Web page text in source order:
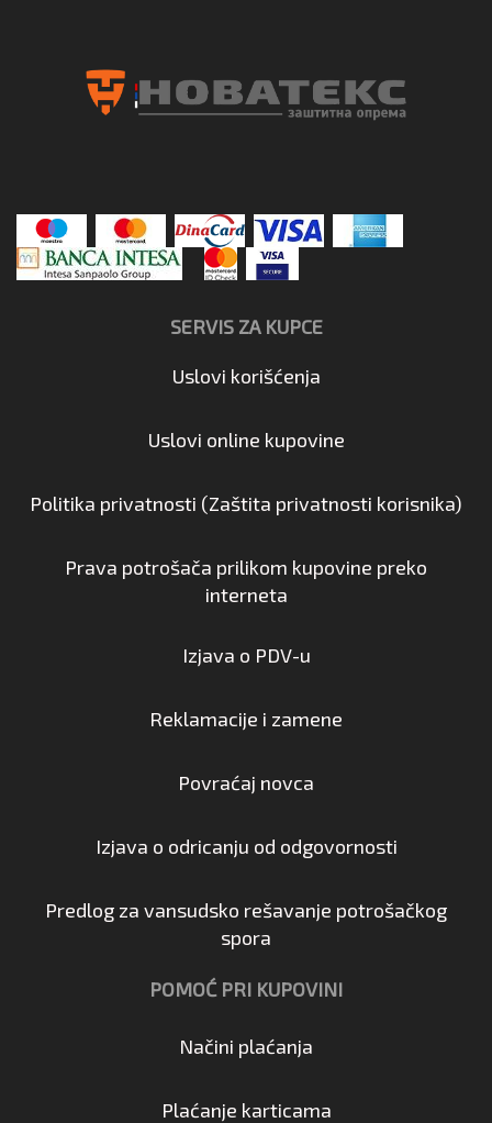
SERVIS ZA KUPCE
Uslovi korišćenja
Uslovi online kupovine
Politika privatnosti (Zaštita privatnosti korisnika)
Prava potrošača prilikom kupovine preko
interneta
Izjava o PDV-u
Reklamacije i zamene
Povraćaj novca
Izjava o odricanju od odgovornosti
Predlog za vansudsko rešavanje potrošačkog
spora
POMOĆ PRI KUPOVINI
Načini plaćanja
Plaćanje karticama